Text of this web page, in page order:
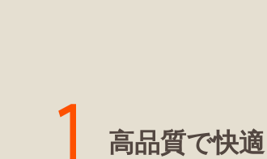
高品質で快適